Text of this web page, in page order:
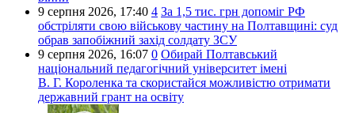
9 серпня 2026, 17:40 4 За 1,5 тис. грн допоміг РФ
обстріляти свою військову частину на Полтавщині: суд
обрав запобіжний захід солдату ЗСУ
9 серпня 2026, 16:07 0 Обирай Полтавський
національний педагогічний університет імені
В. Г. Короленка та скористайся можливістю отримати
державний грант на освіту